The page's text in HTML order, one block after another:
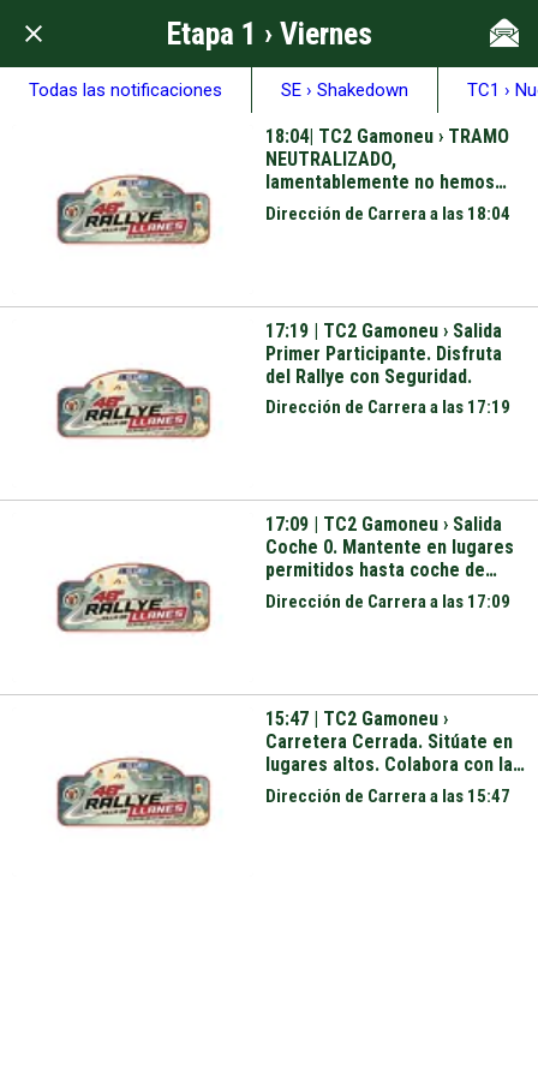
Etapa 1 › Viernes
Todas las notificaciones SE › Shakedown TC1 ›
18:04| TC2 Gamoneu › TRAMO
NEUTRALIZADO,
lamentablemente no hemos
podido apartar el coche
averiado de manera rápida. Los
Dirección de Carrera a las 18:04
17:19 | TC2 Gamoneu › Salida
Primer Participante. Disfruta
del Rallye con Seguridad.
Dirección de Carrera a las 17:19
17:09 | TC2 Gamoneu › Salida
Coche 0. Mantente en lugares
permitidos hasta coche de
apertura.
Dirección de Carrera a las 17:09
15:47 | TC2 Gamoneu ›
Carretera Cerrada. Sitúate en
lugares altos. Colabora con la
organización.
Dirección de Carrera a las 15:47